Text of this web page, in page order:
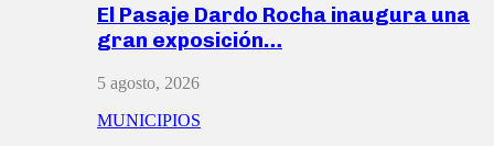
El Pasaje Dardo Rocha inaugura una
gran exposición…
5 agosto, 2026
MUNICIPIOS